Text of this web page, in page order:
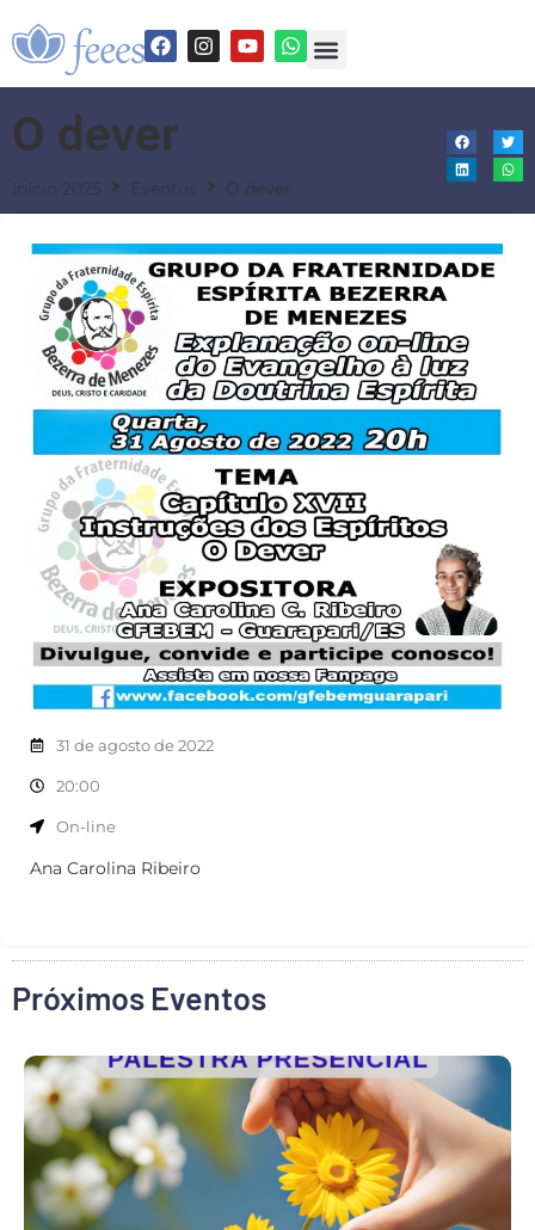
O dever
O dever
31 de agosto de 2022
20:00
On-line
Ana Carolina Ribeiro
Próximos Eventos